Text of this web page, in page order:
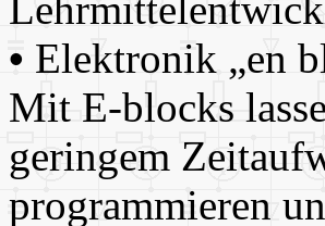
• Elektronik „en
Mit E-blocks
geringem
programmieren